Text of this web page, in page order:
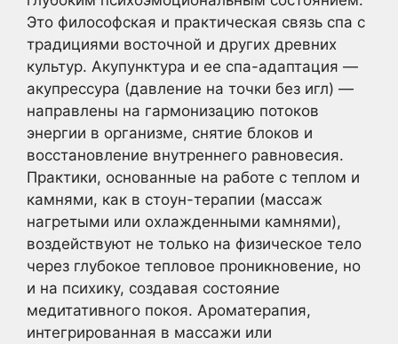
Это философская и практическая связь спа с
традициями восточной и других древних
культур. Акупунктура и ее спа-адаптация —
акупрессура (давление на точки без игл) —
направлены на гармонизацию потоков
энергии в организме, снятие блоков и
восстановление внутреннего равновесия.
Практики, основанные на работе с теплом и
камнями, как в стоун-терапии (массаж
нагретыми или охлажденными камнями),
воздействуют не только на физическое тело
через глубокое тепловое проникновение, но
и на психику, создавая состояние
медитативного покоя. Ароматерапия,
интегрированная в массажи или